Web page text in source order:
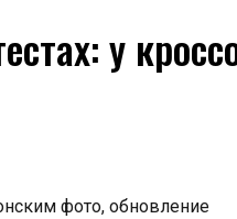
у
фото, обновление